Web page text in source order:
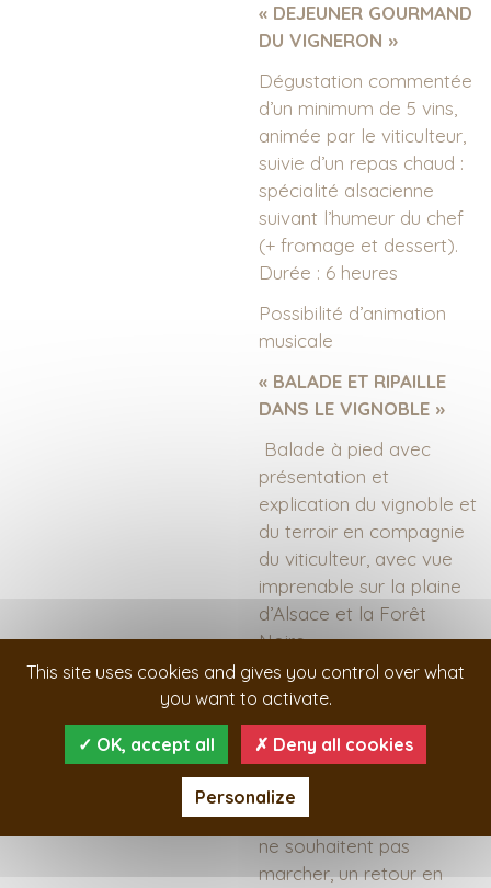
« DEJEUNER GOURMAND
DU VIGNERON »
Dégustation commentée
d’un minimum de 5 vins,
animée par le viticulteur,
suivie d’un repas chaud :
spécialité alsacienne
suivant l’humeur du chef
(+ fromage et dessert).
Durée : 6 heures
Possibilité d’animation
musicale
« BALADE ET RIPAILLE
DANS LE VIGNOBLE »
Balade à pied avec
présentation et
explication du vignoble et
du terroir en compagnie
du viticulteur, avec vue
imprenable sur la plaine
d’Alsace et la Forêt
Noire.
Casse-croûte avec
dégustation de vins sur
les hauteurs (suivant la
météo) et retour à pied
à la cave à travers le
vignoble. (Pour ceux qui
ne souhaitent pas
marcher, un retour en
This site uses cookies and gives you control over what
you want to activate.
OK, accept all Deny all cookies
Personalize